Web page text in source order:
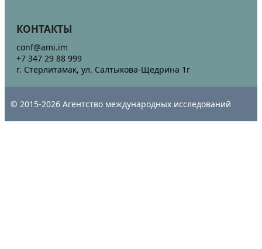
КОНТАКТЫ
conf@ami.im
+7 347 29 88 999
г. Стерлитамак, ул. Салтыкова-Щедрина 1г
© 2015-2026 Агентство международных исследований